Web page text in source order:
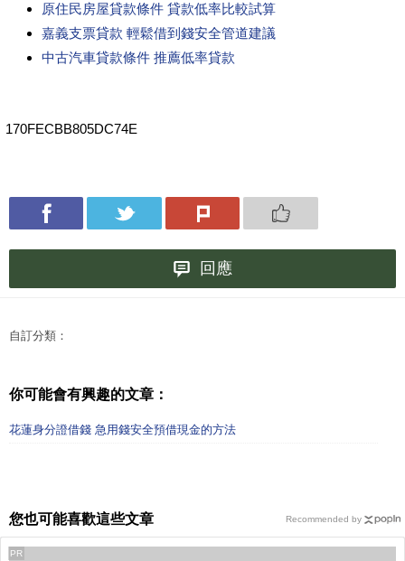
原住民房屋貸款條件 貸款低率比較試算
嘉義支票貸款 輕鬆借到錢安全管道建議
中古汽車貸款條件 推薦低率貸款
170FECBB805DC74E
回應
自訂分類：
你可能會有興趣的文章：
花蓮身分證借錢 急用錢安全預借現金的方法
您也可能喜歡這些文章
PR
Recommended by